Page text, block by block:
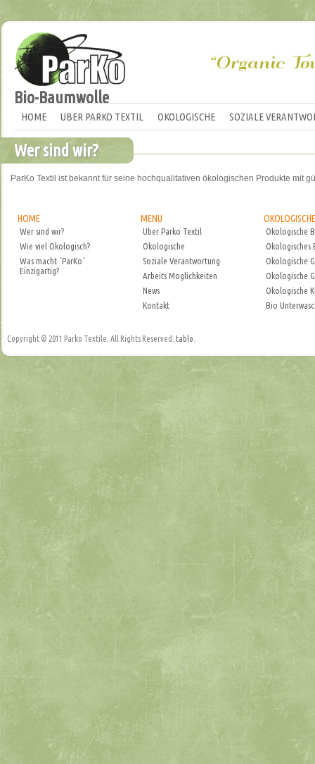
Bio-Baumwolle
HOME UBER PARKO TEXTIL OKOLOGISCHE SOZIALE
Wer sind wir?
ParKo Textil ist bekannt für seine hochqualitativen ökologischen Produkte mit
HOME
Wer sind wir?
Wie viel Okologisch?
Was macht ´ParKo´
Einzigartig?
MENU
Uber Parko Textil
Okologische
Soziale Verantwortung
Arbeits Moglichkeiten
News
Kontakt
OKOLOGISCHE
Okologische
Okologisches
Okologische
Okologische
Okologische
Bio
Copyright © 2011 Parko Textile. All Rights Reserved. tablo